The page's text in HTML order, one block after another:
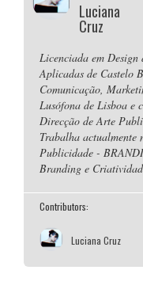
Luciana
Cruz
Licenciada em
Aplicadas de Castelo
Comunicação,
Lusófona de Lisboa e
Direcção de Arte
Trabalha actualmente
Publicidade -
Branding e
Contributors:
Luciana Cruz